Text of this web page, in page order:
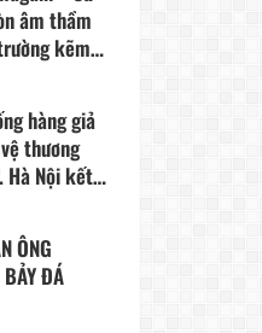
âm thầm
kẽm
hàng giả
thương
Hà Nội kết
sức mạnh
môi
doanh
ÔNG
BẢY ĐÁ